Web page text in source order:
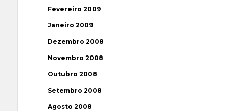
Fevereiro 2009
Janeiro 2009
Dezembro 2008
Novembro 2008
Outubro 2008
Setembro 2008
Agosto 2008